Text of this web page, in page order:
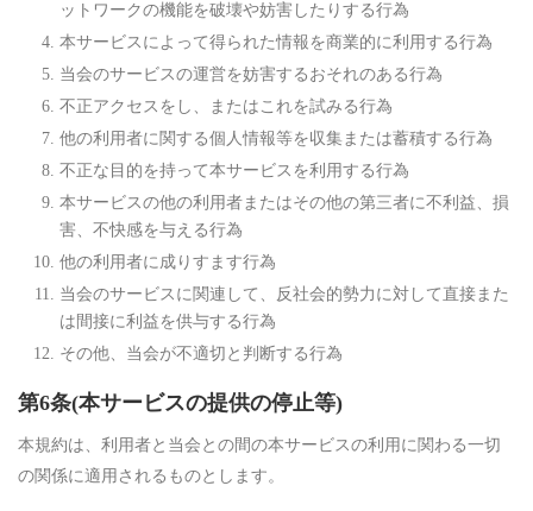
ットワークの機能を破壊や妨害したりする行為
本サービスによって得られた情報を商業的に利用する行為
当会のサービスの運営を妨害するおそれのある行為
不正アクセスをし、またはこれを試みる行為
他の利用者に関する個人情報等を収集または蓄積する行為
不正な目的を持って本サービスを利用する行為
本サービスの他の利用者またはその他の第三者に不利益、損
害、不快感を与える行為
他の利用者に成りすます行為
当会のサービスに関連して、反社会的勢力に対して直接また
は間接に利益を供与する行為
その他、当会が不適切と判断する行為
第6条(本サービスの提供の停止等)
本規約は、利用者と当会との間の本サービスの利用に関わる一切
の関係に適用されるものとします。